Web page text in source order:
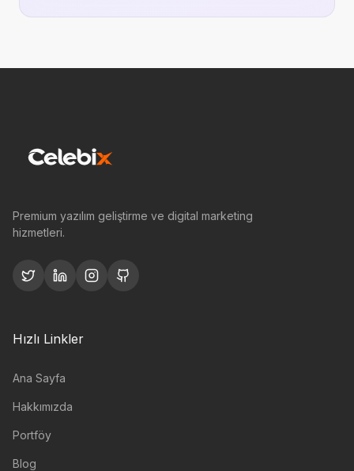
Premium yazılım geliştirme ve digital marketing
hizmetleri.
Hızlı Linkler
Ana Sayfa
Hakkımızda
Portföy
Blog